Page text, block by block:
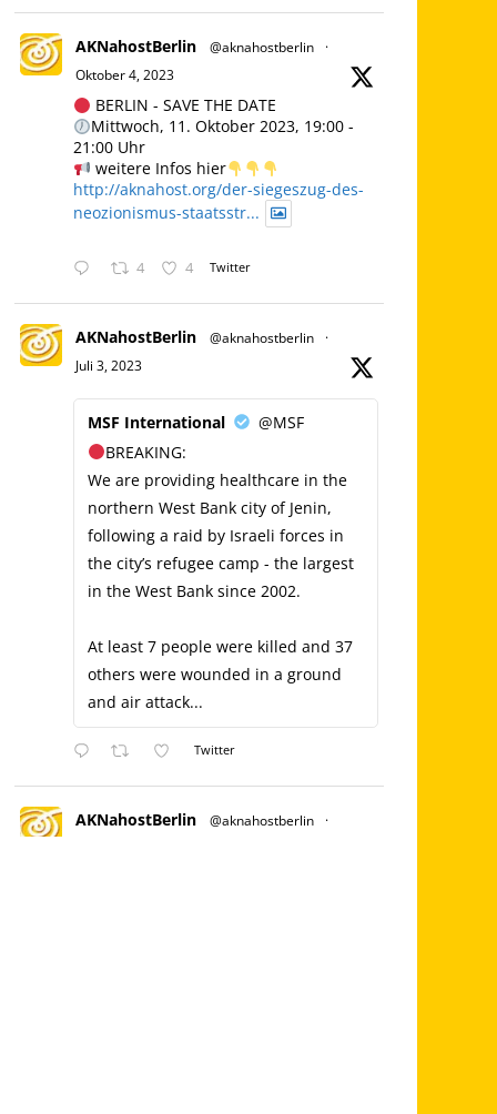
AKNahostBerlin @aknahostberlin
·
Oktober 4, 2023
BERLIN - SAVE THE DATE
Mittwoch, 11. Oktober 2023, 19:00 -
21:00 Uhr
weitere Infos hier
http://aknahost.org/der-siegeszug-des-
neozionismus-staatsstr...
4 4 Twitter
AKNahostBerlin @aknahostberlin
·
Juli 3, 2023
MSF International
@MSF
BREAKING:
We are providing healthcare in the
northern West Bank city of Jenin,
following a raid by Israeli forces in
the city’s refugee camp - the largest
in the West Bank since 2002.
At least 7 people were killed and 37
others were wounded in a ground
and air attack...
Twitter
AKNahostBerlin @aknahostberlin
·